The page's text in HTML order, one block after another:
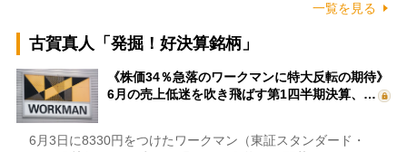
一覧を見る
古賀真人「発掘！好決算銘柄」
《株価34％急落のワークマンに特大反転の期待》
6月の売上低迷を吹き飛ばす第1四半期決算、…
6月3日に8330円をつけたワークマン（東証スタンダード・